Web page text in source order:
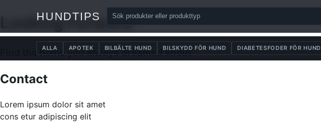
HUNDTIPS
ALLA APOTEK BILBÄLTE HUND BILSKYDD FÖR HUND DIABETESFODER FÖR HUND
Looking Forward
Find the home you always dreamed about
Contact
Lorem ipsum dolor sit amet
cons etur adipiscing elit